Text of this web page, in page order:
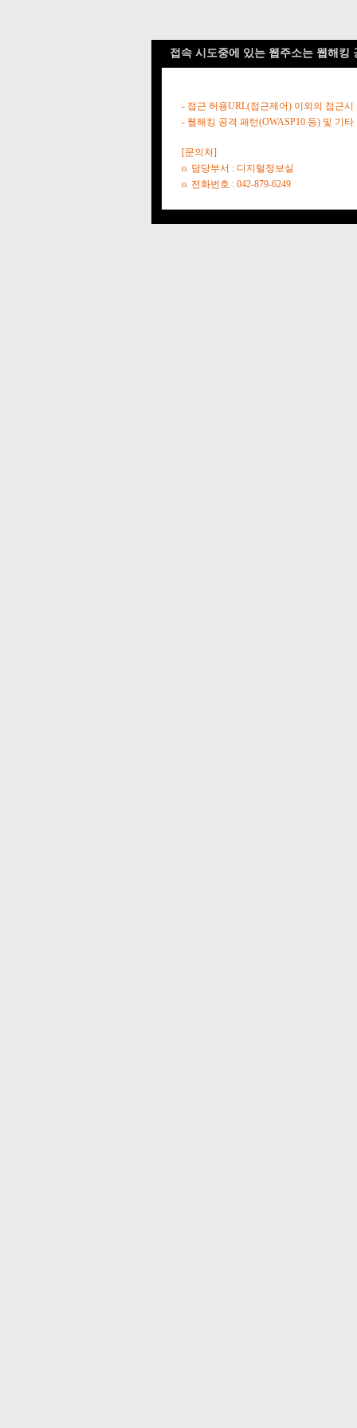
접속 시도중에 있는 웹주소는 웹해킹
- 접근 허용URL(접근제어) 이외의 접근시
- 웹해킹 공격 패턴(OWASP10 등) 및 기
[문의처]
o. 담당부서 : 디지털정보실
o. 전화번호 : 042-879-6249